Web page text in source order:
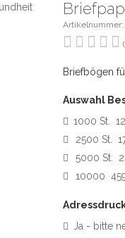
Artikelnummer:
Briefbögen
Auswahl
1000 St.
2500 St.
5000 St.
10000
Ja - bitte